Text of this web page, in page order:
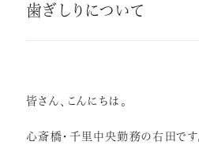
症例紹介
歯ぎしりについて
皆さん、こんにちは。
心斎橋・千里中央勤務の右田です。